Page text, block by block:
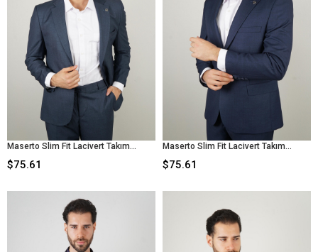
Maserto Slim Fit Lacivert Takım Elbise Düz Desenli
$75.61
Maserto Slim Fit Lacivert Takım Elbise Düz Desenli
$75.61